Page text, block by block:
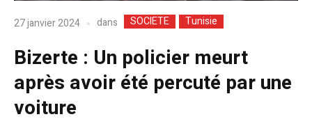
27 janvier 2024 dans SOCIETE Tunisie
Bizerte : Un policier meurt
après avoir été percuté par une
voiture